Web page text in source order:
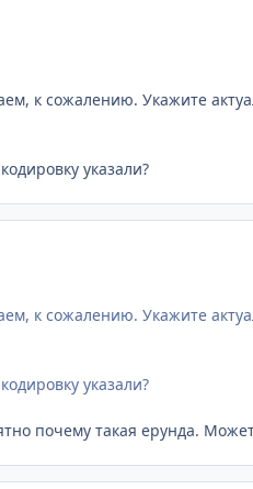
к сожалению. Укажите
указали?
к сожалению. Укажите
указали?
почему такая ерунда.